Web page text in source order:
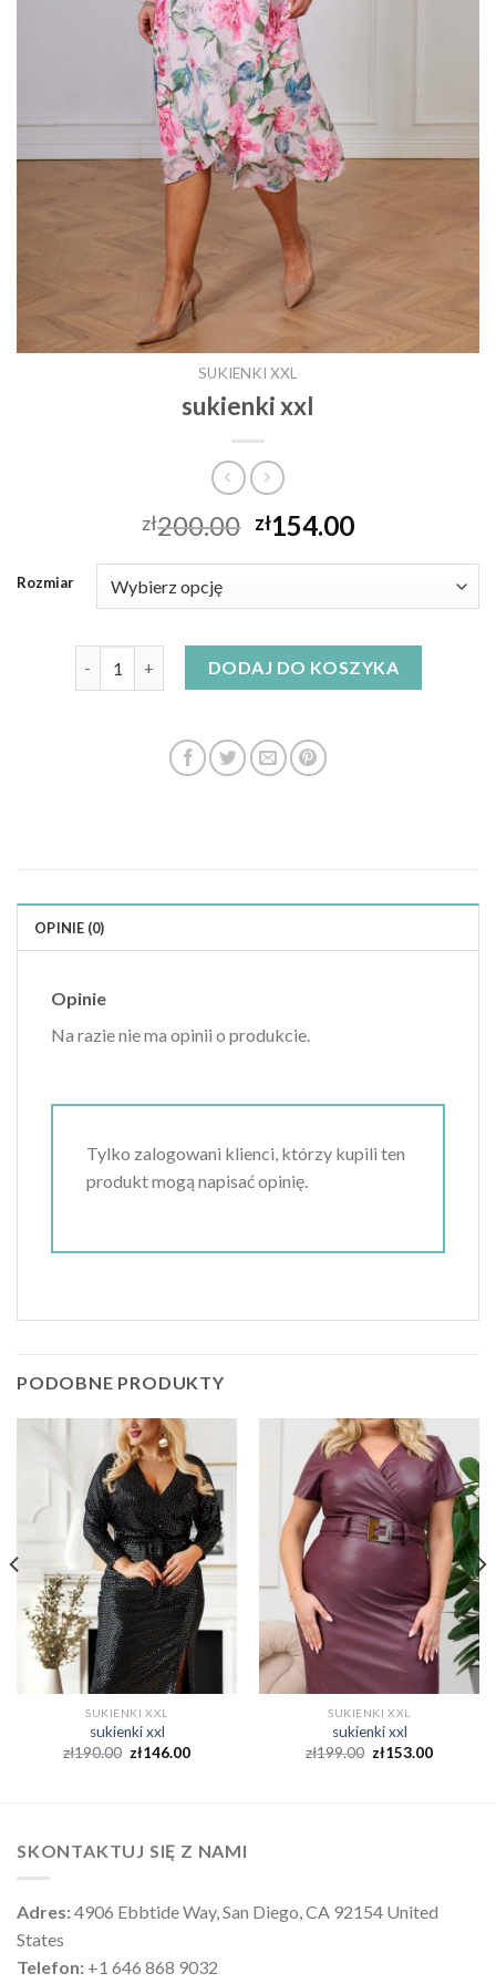
SUKIENKI XXL
sukienki xxl
zł200.00 zł154.00
Rozmiar
DODAJ DO KOSZYKA
OPINIE (0)
Opinie
Na razie nie ma opinii o produkcie.
Tylko zalogowani klienci, którzy kupili ten
produkt mogą napisać opinię.
PODOBNE PRODUKTY
SUKIENKI XXL
sukienki xxl
zł190.00 zł146.00
SUKIENKI XXL
sukienki xxl
zł199.00 zł153.00
SKONTAKTUJ SIĘ Z NAMI
Adres:4906 Ebbtide Way, San Diego, CA 92154 United
States
Telefon: +1 646 868 9032